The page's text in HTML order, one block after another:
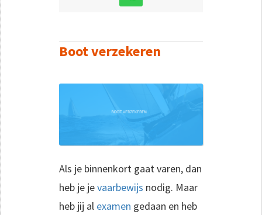
Boot verzekeren
Als je binnenkort gaat varen, dan
heb je jevaarbewijs nodig. Maar
heb jij al examen gedaan en heb